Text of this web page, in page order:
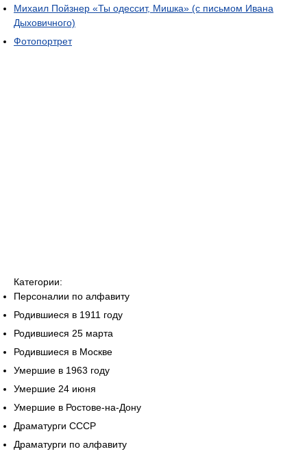
Михаил Пойзнер «Ты одессит, Мишка» (с письмом Ивана
Дыховичного)
Фотопортрет
Категории:
Персоналии по алфавиту
Родившиеся в 1911 году
Родившиеся 25 марта
Родившиеся в Москве
Умершие в 1963 году
Умершие 24 июня
Умершие в Ростове-на-Дону
Драматурги СССР
Драматурги по алфавиту